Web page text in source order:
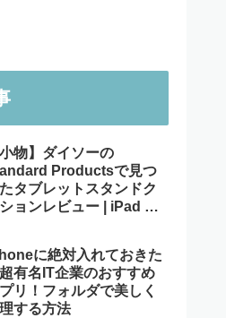
小物】ダイソーの
Productsで見つ
タブレットスタンドク
ョンレビュー | iPad や
に絶対入れておきた
有名IT企業のおすすめ
リ！フォルダで美しく
する方法